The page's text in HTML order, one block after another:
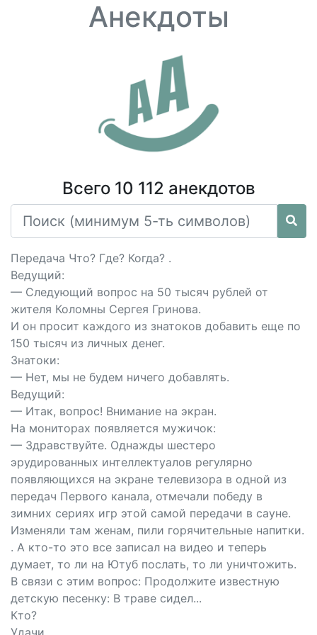
Анекдоты
Всего 10 112 анекдотов
Передача Что? Где? Когда? .
Ведущий:
— Следующий вопрос на 50 тысяч рублей от
жителя Коломны Сергея Гринова.
И он просит каждого из знатоков добавить еще по
150 тысяч из личных денег.
Знатоки:
— Нет, мы не будем ничего добавлять.
Ведущий:
— Итак, вопрос! Внимание на экран.
На мониторах появляется мужичок:
— Здравствуйте. Однажды шестеро
эрудированных интеллектуалов регулярно
появляющихся на экране телевизора в одной из
передач Первого канала, отмечали победу в
зимних сериях игр этой самой передачи в сауне.
Изменяли там женам, пили горячительные напитки.
. А кто-то это все записал на видео и теперь
думает, то ли на Ютуб послать, то ли уничтожить.
В связи с этим вопрос: Продолжите известную
детскую песенку: В траве сидел...
Кто?
Удачи.